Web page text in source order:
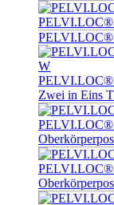
PELVI.LOC®
PELVI.LOC®
PELVI.LOC®
Zwei in Eins
PELVI.LOC®